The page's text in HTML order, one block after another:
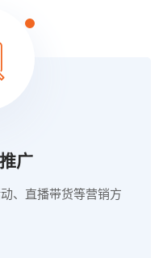
广
、直播带货等营销方